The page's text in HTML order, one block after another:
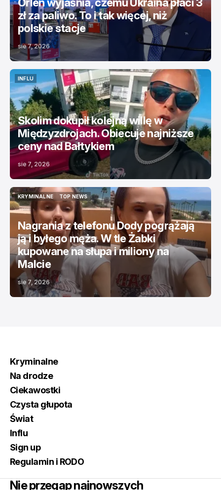
zł za paliwo. To i tak więcej, niż
polskie stacje
sie 7, 2026
INFLU
INFLU
Skolim dokupił kolejną willę w
Międzyzdrojach. Obiecuje najniższe
ceny nad Bałtykiem
sie 7, 2026
KRYMINALNE
KRYMINALNE
TOP NEWS
TOP NEWS
Nagrania z telefonu Dody pogrążają
ją i byłego męża. W tle Żabki
kupowane na słupa i miliony na
Malcie
sie 7, 2026
Kryminalne
Na drodze
Ciekawostki
Czysta głupota
Świat
Influ
Sign up
Regulamin i RODO
Nie przegap najnowszych